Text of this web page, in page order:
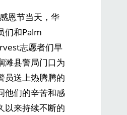
恩节当天，华
们和Palm
志愿者们早
滩县警局门口为
员送上热腾腾的
他们的辛苦和感
以来持续不断的